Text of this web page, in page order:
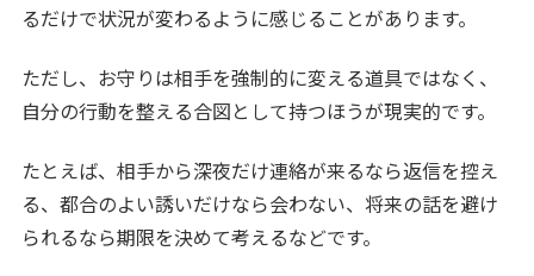
るだけで状況が変わるように感じることがあります。
ただし、お守りは相手を強制的に変える道具ではなく、
自分の行動を整える合図として持つほうが現実的です。
たとえば、相手から深夜だけ連絡が来るなら返信を控え
る、都合のよい誘いだけなら会わない、将来の話を避け
られるなら期限を決めて考えるなどです。